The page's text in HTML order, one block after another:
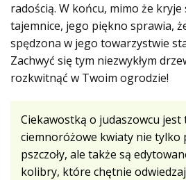
radością. W końcu, mimo że
tajemnice, jego piękno sprawia,
spędzona w jego towarzystwie
Zachwyć się tym niezwykłym
rozkwitnąć w Twoim ogrodzie!
Ciekawostką o judaszowcu jest
ciemnoróżowe kwiaty nie tylko
pszczoły, ale także są
kolibry, które chętnie